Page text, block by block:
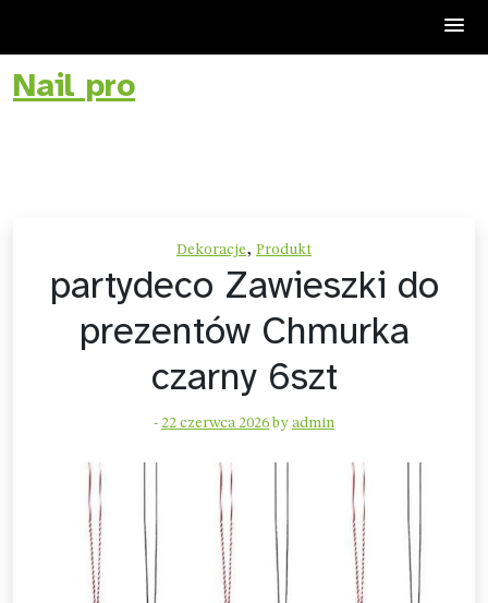
Skip
toNail pro
Dekoracje, Produkt
partydeco Zawieszki do
prezentów Chmurka
czarny 6szt
- 22 czerwca 2026 by admin